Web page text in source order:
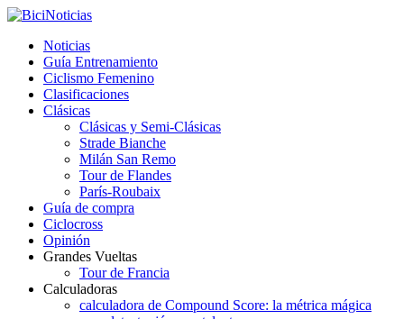
Noticias
Guía Entrenamiento
Ciclismo Femenino
Clasificaciones
Clásicas
Clásicas y Semi-Clásicas
Strade Bianche
Milán San Remo
Tour de Flandes
París-Roubaix
Guía de compra
Ciclocross
Opinión
Grandes Vueltas
Tour de Francia
Calculadoras
calculadora de Compound Score: la métrica mágica